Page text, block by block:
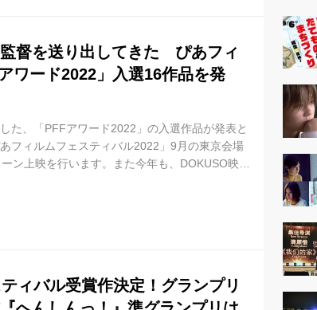
督を送り出してきた ぴあフィ
ワード2022」入選16作品を発
た、「PFFアワード2022」の入選作品が発表と
フィルムフェスティバル2022」9月の東京会場
ン上映を行います。また今年も、DOKUSO映画
れます。 「PFFアワード」は、1977年にスター
ョンです。 世界で活躍する黒沢清、塚本晋
ィバル受賞作決定！グランプリ